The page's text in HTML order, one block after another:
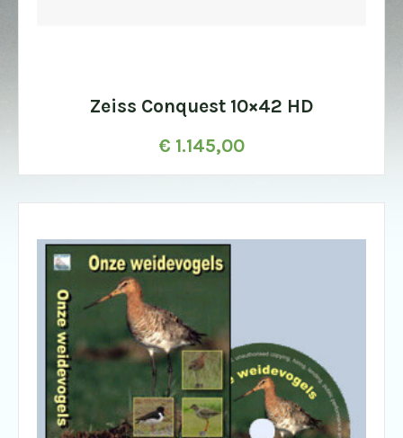
Zeiss Conquest 10×42 HD
€ 1.145,00